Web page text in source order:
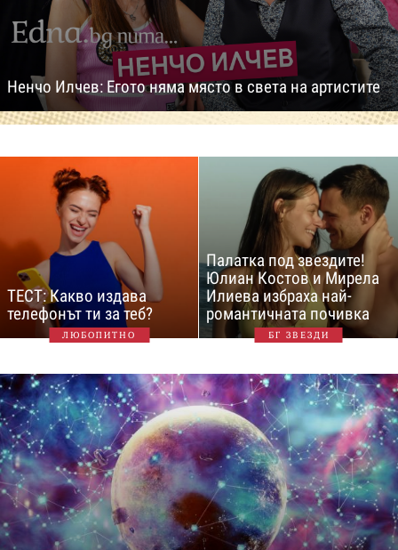
Ненчо Илчев: Егото няма място в света на артистите
ТЕСТ: Какво издава
телефонът ти за теб?
ЛЮБОПИТНО
Палатка под звездите!
Юлиан Костов и Мирела
Илиева избраха най-
романтичната почивка
БГ ЗВЕЗДИ